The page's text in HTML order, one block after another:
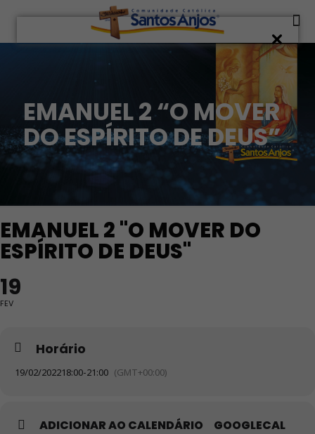
EMANUEL 2 “O MOVER
DO ESPÍRITO DE DEUS”
EMANUEL 2 "O MOVER DO
ESPÍRITO DE DEUS"
19
FEV
Horário
19/02/202218:00-21:00 (GMT+00:00)
ADICIONAR AO CALENDÁRIO GOOGLECAL